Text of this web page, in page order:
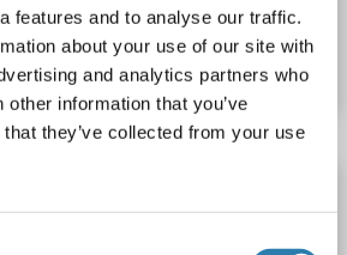
features and to analyse our traffic.
about your use of our site with
and analytics partners who
information that you’ve
they’ve collected from your use
Details